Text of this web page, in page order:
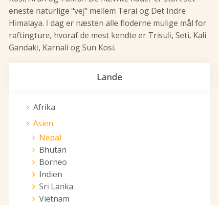
eneste naturlige "vej" mellem Terai og Det Indre
Himalaya. I dag er næsten alle floderne mulige mål for
raftingture, hvoraf de mest kendte er Trisuli, Seti, Kali
Gandaki, Karnali og Sun Kosi.
Lande
Afrika
Asien
Nepal
Bhutan
Borneo
Indien
Sri Lanka
Vietnam